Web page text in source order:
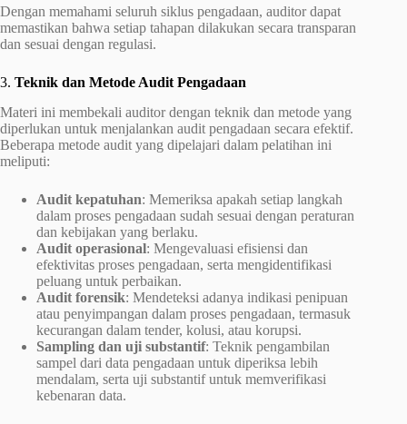
Dengan memahami seluruh siklus pengadaan, auditor dapat
memastikan bahwa setiap tahapan dilakukan secara transparan
dan sesuai dengan regulasi.
3. Teknik dan Metode Audit Pengadaan
Materi ini membekali auditor dengan teknik dan metode yang
diperlukan untuk menjalankan audit pengadaan secara efektif.
Beberapa metode audit yang dipelajari dalam pelatihan ini
meliputi:
Audit kepatuhan: Memeriksa apakah setiap langkah
dalam proses pengadaan sudah sesuai dengan peraturan
dan kebijakan yang berlaku.
Audit operasional: Mengevaluasi efisiensi dan
efektivitas proses pengadaan, serta mengidentifikasi
peluang untuk perbaikan.
Audit forensik: Mendeteksi adanya indikasi penipuan
atau penyimpangan dalam proses pengadaan, termasuk
kecurangan dalam tender, kolusi, atau korupsi.
Sampling dan uji substantif: Teknik pengambilan
sampel dari data pengadaan untuk diperiksa lebih
mendalam, serta uji substantif untuk memverifikasi
kebenaran data.